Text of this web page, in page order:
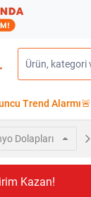
Trend Alarmı🚨
Dolapları
Kazan!